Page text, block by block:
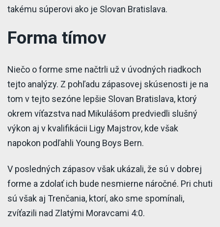
takému súperovi ako je Slovan Bratislava.
Forma tímov
Niečo o forme sme načtrli už v úvodných riadkoch
tejto analýzy. Z pohľadu zápasovej skúsenosti je na
tom v tejto sezóne lepšie Slovan Bratislava, ktorý
okrem víťazstva nad Mikulášom predviedli slušný
výkon aj v kvalifikácii Ligy Majstrov, kde však
napokon podľahli Young Boys Bern.
V posledných zápasov však ukázali, že sú v dobrej
forme a zdolať ich bude nesmierne náročné. Pri chuti
sú však aj Trenčania, ktorí, ako sme spomínali,
zvíťazili nad Zlatými Moravcami 4:0.